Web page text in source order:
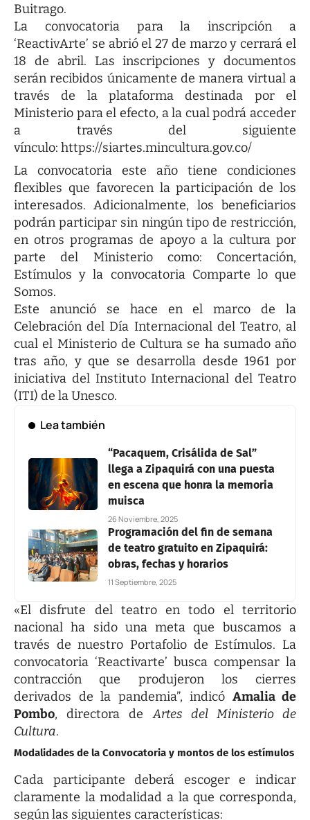
Buitrago.
La convocatoria para la inscripción a
‘ReactivArte’ se abrió el 27 de marzo y cerrará el
18 de abril. Las inscripciones y documentos
serán recibidos únicamente de manera virtual a
través de la plataforma destinada por el
Ministerio para el efecto, a la cual podrá acceder
a través del siguiente
vínculo: https://siartes.mincultura.gov.co/
La convocatoria este año tiene condiciones
flexibles que favorecen la participación de los
interesados. Adicionalmente, los beneficiarios
podrán participar sin ningún tipo de restricción,
en otros programas de apoyo a la cultura por
parte del Ministerio como: Concertación,
Estímulos y la convocatoria Comparte lo que
Somos.
Este anunció se hace en el marco de la
Celebración del Día Internacional del Teatro, al
cual el Ministerio de Cultura se ha sumado año
tras año, y que se desarrolla desde 1961 por
iniciativa del Instituto Internacional del Teatro
(ITI) de la Unesco.
Lea también
“Pacaquem, Crisálida de Sal”
llega a Zipaquirá con una puesta
en escena que honra la memoria
muisca
26 Noviembre, 2025
Programación del fin de semana
de teatro gratuito en Zipaquirá:
obras, fechas y horarios
11 Septiembre, 2025
«El disfrute del teatro en todo el territorio
nacional ha sido una meta que buscamos a
través de nuestro Portafolio de Estímulos. La
convocatoria ‘Reactivarte’ busca compensar la
contracción que produjeron los cierres
derivados de la pandemia”, indicó Amalia de
Pombo, directora deArtes del Ministerio de
Cultura.
Modalidades de la Convocatoria y montos de los estímulos
Cada participante deberá escoger e indicar
claramente la modalidad a la que corresponda,
según las siguientes características: